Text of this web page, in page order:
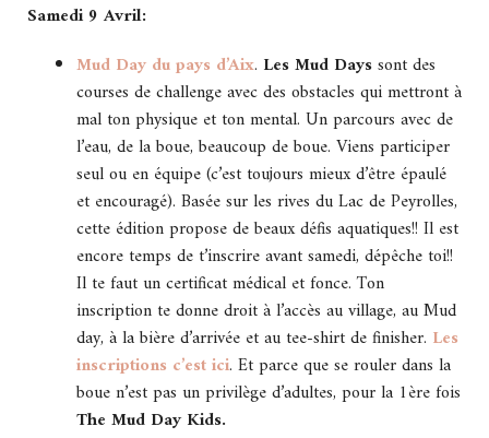
Samedi 9 Avril:
Mud Day du pays d’Aix. Les Mud Dayssont des
courses de challenge avec des obstacles qui mettront à
mal ton physique et ton mental. Un parcours avec de
l’eau, de la boue, beaucoup de boue. Viens participer
seul ou en équipe (c’est toujours mieux d’être épaulé
et encouragé). Basée sur les rives du Lac de Peyrolles,
cette édition propose de beaux défis aquatiques!! Il est
encore temps de t’inscrire avant samedi, dépêche toi!!
Il te faut un certificat médical et fonce. Ton
inscription te donne droit à l’accès au village, au Mud
day, à la bière d’arrivée et au tee-shirt de finisher. Les
inscriptions c’est ici. Et parce que se rouler dans la
boue n’est pas un privilège d’adultes, pour la 1ère fois
The Mud Day Kids.